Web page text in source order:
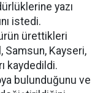
yazı
istedi.
ürettikleri
Samsun, Kayseri,
kaydedildi.
bulunduğunu ve